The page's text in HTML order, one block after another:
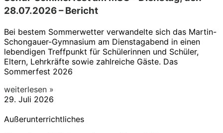
28.07.2026 – Bericht
Bei bestem Sommerwetter verwandelte sich das Martin-
Schongauer-Gymnasium am Dienstagabend in einen
lebendigen Treffpunkt für Schülerinnen und Schüler,
Eltern, Lehrkräfte sowie zahlreiche Gäste. Das
Sommerfest 2026
weiterlesen »
29. Juli 2026
Außerunterrichtliches